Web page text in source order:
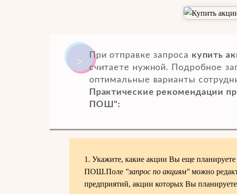
При отправке запроса купить
считаете нужной. Подробное
оптимальные варианты
Практические рекомендации
ПОШ":
1. Укажите, какие акции Вы еще планируете
ПОШ.Поле "запрос по акциям"можно
предприятий, акции которых Вы